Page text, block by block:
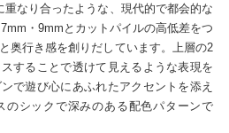
重なり合ったような、現代的で都会的な
・9mmとカットパイルの高低差をつ
奥行き感を創りだしています。上層の2
することで透けて見えるような表現を
で遊び心にあふれたアクセントを添え
のシックで深みのある配色パターンで